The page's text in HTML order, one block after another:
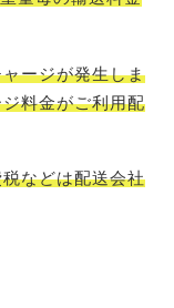
ージが発生しま
料金がご利用配
などは配送会社